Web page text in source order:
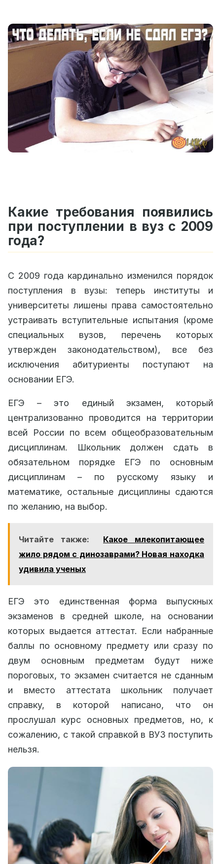
Какие требования появились
при поступлении в вуз с 2009
года?
С 2009 года кардинально изменился порядок
поступления в вузы: теперь институты и
университеты лишены права самостоятельно
устраивать вступительные испытания (кроме
специальных вузов, перечень которых
утвержден законодательством), все без
исключения абитуриенты поступают на
основании ЕГЭ.
ЕГЭ – это единый экзамен, который
централизованно проводится на территории
всей России по всем общеобразовательным
дисциплинам. Школьник должен сдать в
обязательном порядке ЕГЭ по основным
дисциплинам – по русскому языку и
математике, остальные дисциплины сдаются
по желанию, на выбор.
Читайте также:
Какое млекопитающее
жило рядом с динозаврами? Новая находка
удивила ученых
ЕГЭ это единственная форма выпускных
экзаменов в средней школе, на основании
которых выдается аттестат. Если набранные
баллы по основному предмету или сразу по
двум основным предметам будут ниже
пороговых, то экзамен считается не сданным
и вместо аттестата школьник получает
справку, в которой написано, что он
прослушал курс основных предметов, но, к
сожалению, с такой справкой в ВУЗ поступить
нельзя.